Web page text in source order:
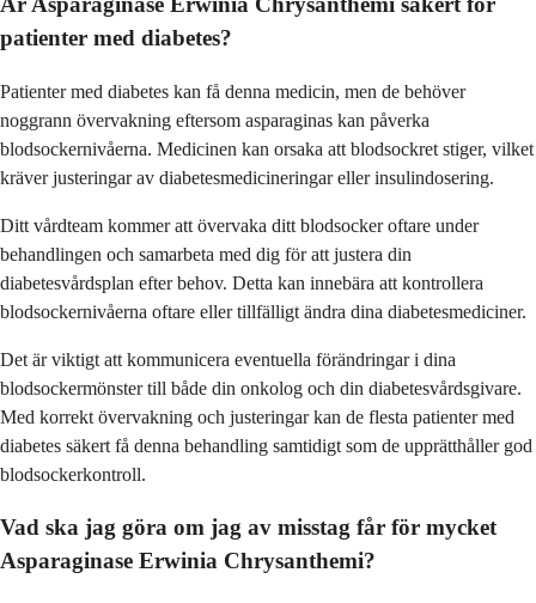
patienter med diabetes?
Patienter med diabetes kan få denna medicin, men de behöver
noggrann övervakning eftersom asparaginas kan påverka
blodsockernivåerna. Medicinen kan orsaka att blodsockret stiger, vilket
kräver justeringar av diabetesmedicineringar eller insulindosering.
Ditt vårdteam kommer att övervaka ditt blodsocker oftare under
behandlingen och samarbeta med dig för att justera din
diabetesvårdsplan efter behov. Detta kan innebära att kontrollera
blodsockernivåerna oftare eller tillfälligt ändra dina diabetesmediciner.
Det är viktigt att kommunicera eventuella förändringar i dina
blodsockermönster till både din onkolog och din diabetesvårdsgivare.
Med korrekt övervakning och justeringar kan de flesta patienter med
diabetes säkert få denna behandling samtidigt som de upprätthåller god
blodsockerkontroll.
Vad ska jag göra om jag av misstag får för mycket
Asparaginase Erwinia Chrysanthemi?